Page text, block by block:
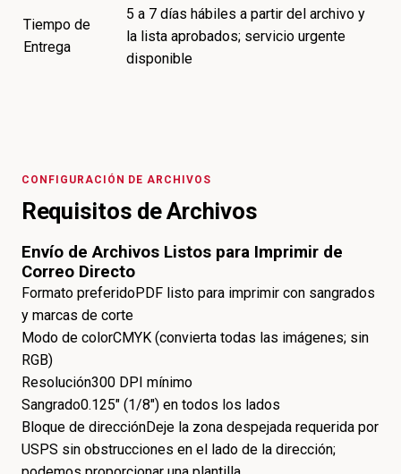
Tiempo de
Entrega
5 a 7 días hábiles a partir del archivo y
la lista aprobados; servicio urgente
disponible
CONFIGURACIÓN DE ARCHIVOS
Requisitos de Archivos
Envío de Archivos Listos para Imprimir de
Correo Directo
Formato preferidoPDF listo para imprimir con sangrados
y marcas de corte
Modo de colorCMYK (convierta todas las imágenes; sin
RGB)
Resolución300 DPI mínimo
Sangrado0.125" (1/8") en todos los lados
Bloque de direcciónDeje la zona despejada requerida por
USPS sin obstrucciones en el lado de la dirección;